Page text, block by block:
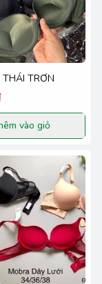
TRƠN
vào giỏ